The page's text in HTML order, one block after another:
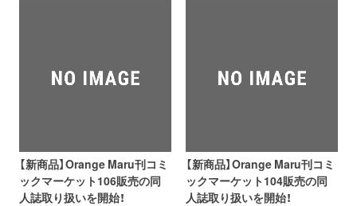
【新商品】Orange Maru刊コミ
ックマーケット106販売の同
人誌取り扱いを開始！
【新商品】Orange Maru刊コミ
ックマーケット104販売の同
人誌取り扱いを開始！